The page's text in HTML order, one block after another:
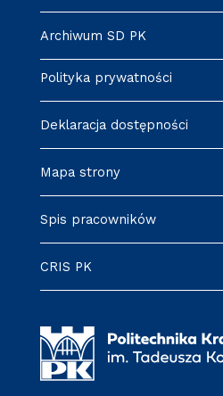
Archiwum SD PK
Polityka prywatności
Deklaracja dostępności
Mapa strony
Spis pracowników
CRIS PK